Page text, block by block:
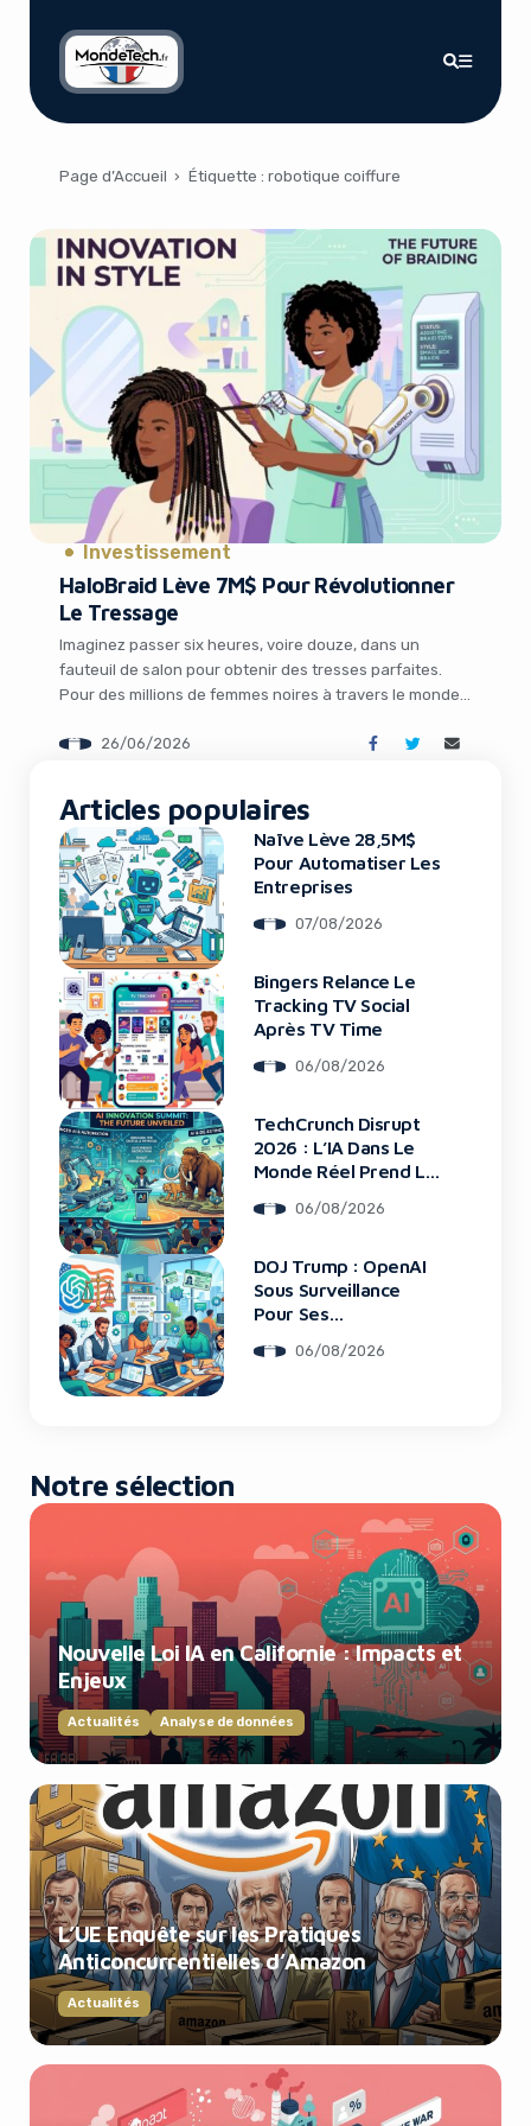
Page d’Accueil › Étiquette : robotique coiffure
Investissement
HaloBraid Lève 7M$ Pour Révolutionner
Le Tressage
Imaginez passer six heures, voire douze, dans un
fauteuil de salon pour obtenir des tresses parfaites.
Pour des millions de femmes noires à travers le monde,
britannique vient de lever 7 millions de dollars pour
[…]
26/06/2026
Articles populaires
Naïve Lève 28,5M$
Pour Automatiser Les
Entreprises
07/08/2026
Bingers Relance Le
Tracking TV Social
Après TV Time
06/08/2026
TechCrunch Disrupt
2026 : L’IA Dans Le
Monde Réel Prend La
06/08/2026
DOJ Trump : OpenAI
Sous Surveillance
Pour Ses
06/08/2026
Notre sélection
Nouvelle Loi IA en Californie : Impacts et
Enjeux
Actualités Analyse de données
L’UE Enquête sur les Pratiques
Anticoncurrentielles d’Amazon
Actualités
using an ad-blocker!
Yes, I will turn off Ad-Blocker
No Thanks